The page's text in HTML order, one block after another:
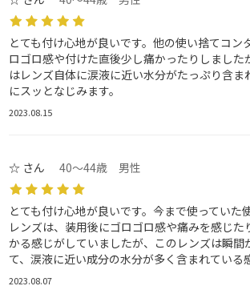
とても付け心地が良いです。他の使い捨てコン
ロゴロ感や付けた直後少し痛かったりしました
はレンズ自体に涙液に近い水分がたっぷり含ま
にスッとなじみます。
2023.08.15
☆ さん 40～44歳 男性
とても付け心地が良いです。今まで使っていた
レンズは、装用後にゴロゴロ感や痛みを感じた
かる感じがしていましたが、このレンズは瞬間
て、涙液に近い成分の水分が多く含まれている
2023.08.07